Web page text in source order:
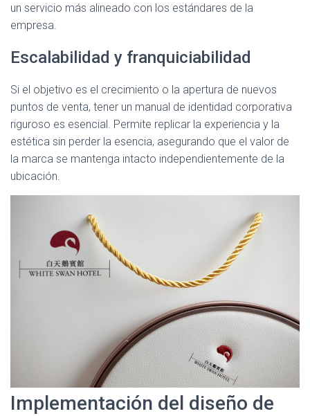
un servicio más alineado con los estándares de la
empresa.
Escalabilidad y franquiciabilidad
Si el objetivo es el crecimiento o la apertura de nuevos
puntos de venta, tener un manual de identidad corporativa
riguroso es esencial. Permite replicar la experiencia y la
estética sin perder la esencia, asegurando que el valor de
la marca se mantenga intacto independientemente de la
ubicación.
Implementación del diseño de